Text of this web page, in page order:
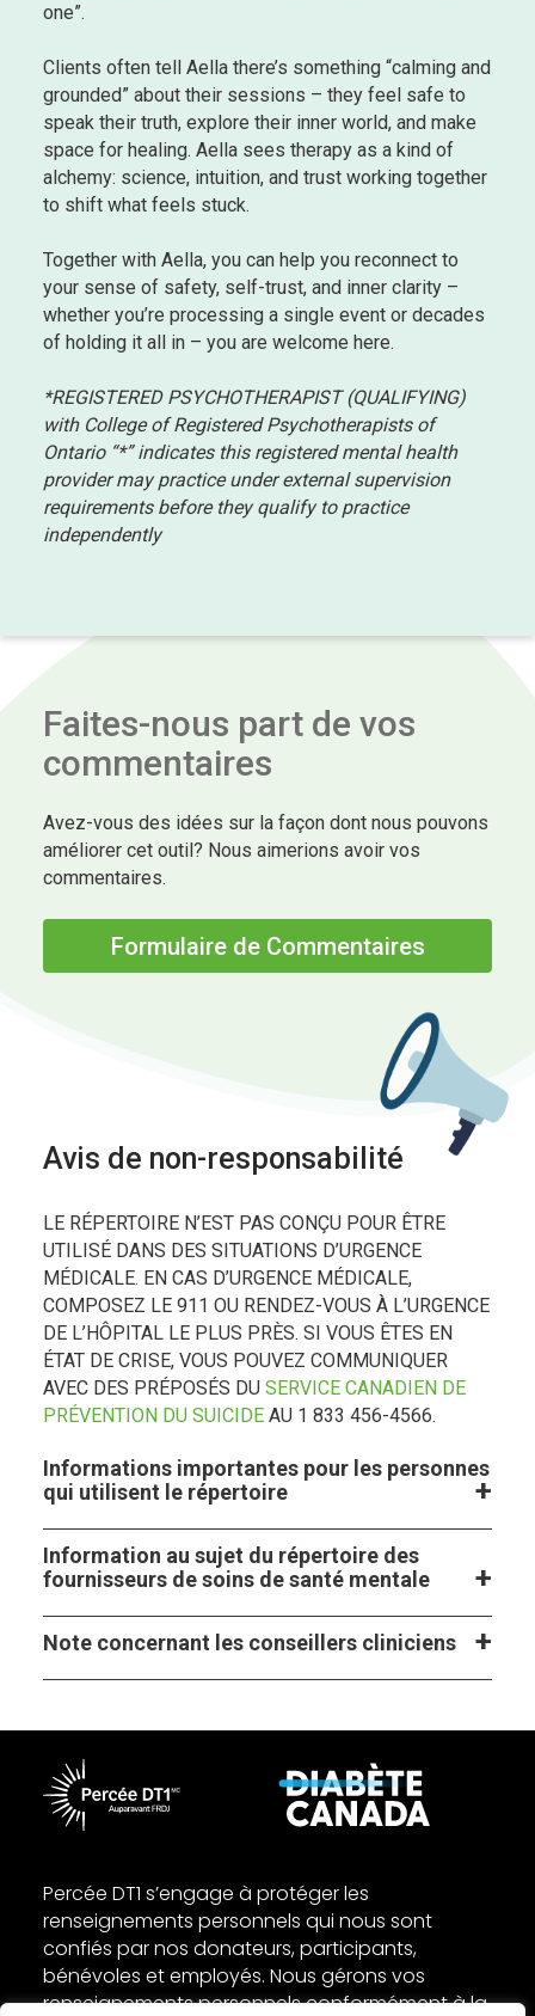
one”.
Clients often tell Aella there’s something “calming and
grounded” about their sessions – they feel safe to
speak their truth, explore their inner world, and make
space for healing. Aella sees therapy as a kind of
alchemy: science, intuition, and trust working together
to shift what feels stuck.
Together with Aella, you can help you reconnect to
your sense of safety, self-trust, and inner clarity –
whether you’re processing a single event or decades
of holding it all in – you are welcome here.
*REGISTERED PSYCHOTHERAPIST (QUALIFYING)
with College of Registered Psychotherapists of
Ontario “*” indicates this registered mental health
provider may practice under external supervision
requirements before they qualify to practice
independently
Faites-nous part de vos
commentaires
Avez-vous des idées sur la façon dont nous pouvons
améliorer cet outil? Nous aimerions avoir vos
commentaires.
Formulaire de Commentaires
Avis de non-responsabilité
LE RÉPERTOIRE N’EST PAS CONÇU POUR ÊTRE
UTILISÉ DANS DES SITUATIONS D’URGENCE
MÉDICALE. EN CAS D’URGENCE MÉDICALE,
COMPOSEZ LE 911 OU RENDEZ-VOUS À L’URGENCE
DE L’HÔPITAL LE PLUS PRÈS. SI VOUS ÊTES EN
ÉTAT DE CRISE, VOUS POUVEZ COMMUNIQUER
AVEC DES PRÉPOSÉS DU SERVICE CANADIEN DE
PRÉVENTION DU SUICIDE AU 1 833 456-4566.
Informations importantes pour les personnes
qui utilisent le répertoire
Information au sujet du répertoire des
fournisseurs de soins de santé mentale
Note concernant les conseillers cliniciens
Percée DT1 s’engage à protéger les
renseignements personnels qui nous sont
confiés par nos donateurs, participants,
bénévoles et employés. Nous gérons vos
renseignements personnels conformément à la